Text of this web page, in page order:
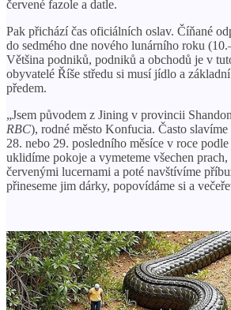
červené fazole a datle.
Pak přichází čas oficiálních oslav. Číňané
do sedmého dne nového lunárního roku
Většina podniků, podniků a obchodů je v
obyvatelé Říše středu si musí jídlo a
předem.
„Jsem původem z Jining v provincii
RBC), rodné město Konfucia. Často
28. nebo 29. posledního měsíce v roce
uklidíme pokoje a vymeteme všechen
červenými lucernami a poté navštívíme
přineseme jim dárky, popovídáme si a